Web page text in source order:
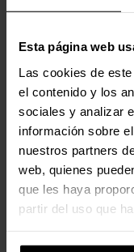
Esta página web
Las cookies de
el contenido y los
sociales y analizar
información sobre
nuestros partners
web, quienes
que les haya
partir del uso que
Profundidad
Altura
Peso